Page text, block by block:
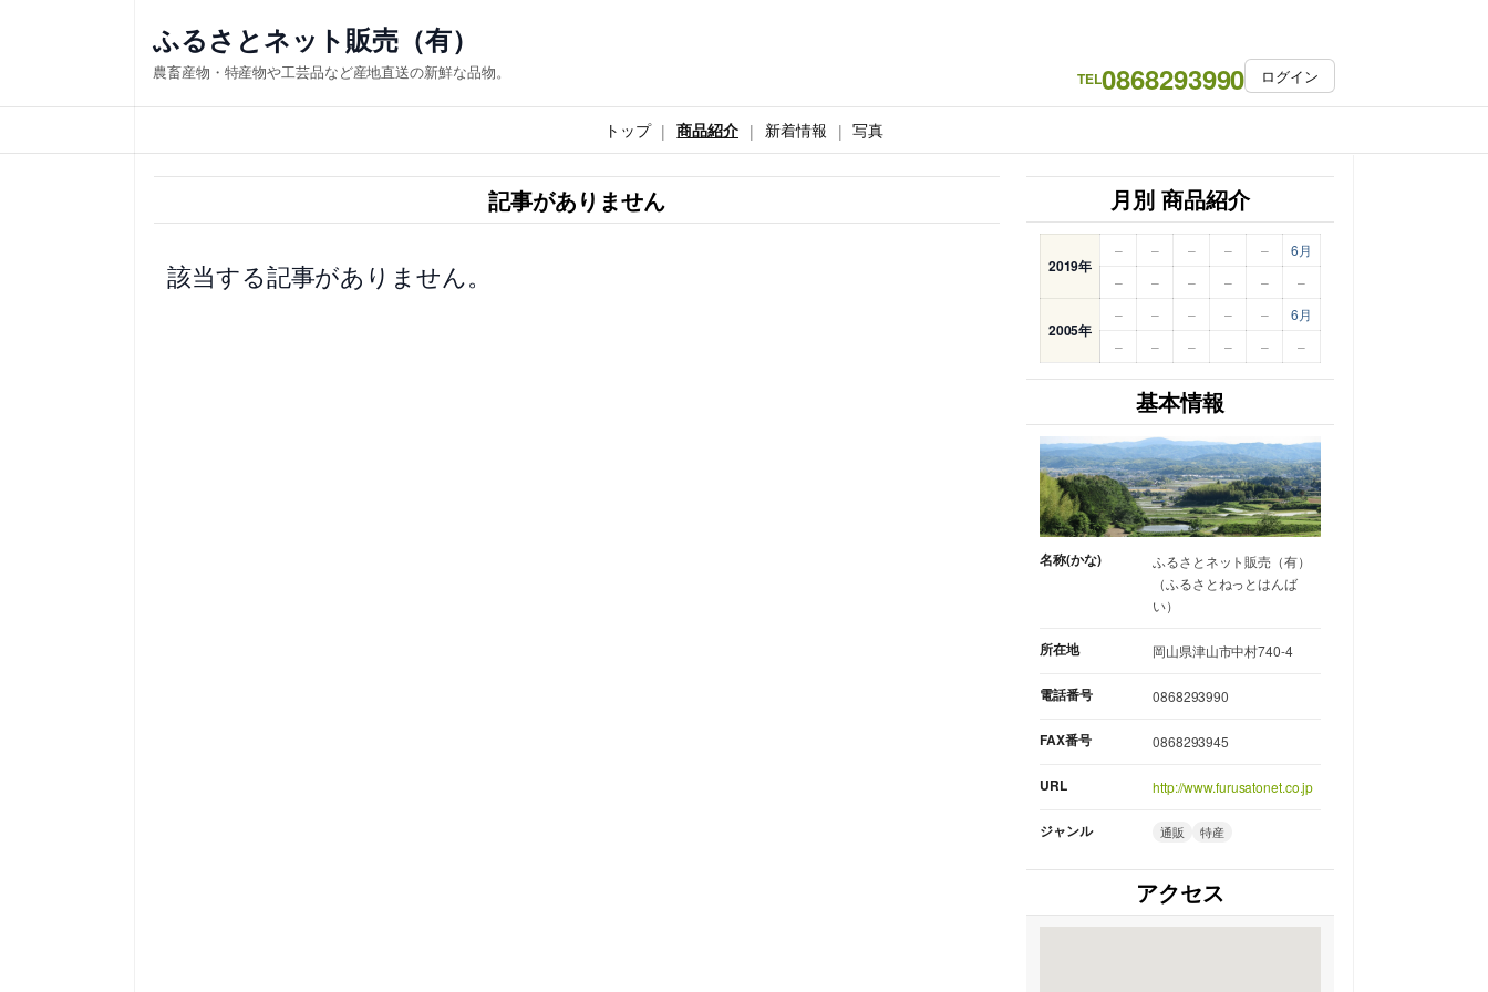
ス
キ
ふるさとネット販売（有）
農畜産物・特産物や工芸品など産地直送の新鮮な品物。 TEL0868293990 ログイン
トップ 商品紹介 新着情報 写真
記事がありません
該当する記事がありません。
月別 商品紹介
2019年
– – – – –
6月
–
– – – – –
2005年
– – – – –
6月
–
– – – – –
基本情報
名称(かな)
ふるさとネット販売（有）
（ふるさとねっとはんば
い）
所在地 岡山県津山市中村740-4
電話番号 0868293990
FAX番号 0868293945
URL http://www.furusatonet.co.jp
ジャンル 通販 特産
アクセス